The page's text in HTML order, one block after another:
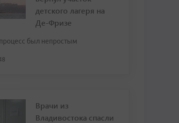
детского лагеря на
Де-Фризе
был непростым
Врачи из
Владивостока спасли